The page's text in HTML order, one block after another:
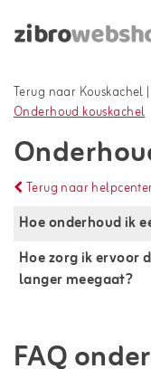
Terug naar Kouskachel |
Onderhoud kouskachel
Terug naar
Hoe onderhoud ik
Hoe zorg ik ervoor
langer meegaat?
FAQ